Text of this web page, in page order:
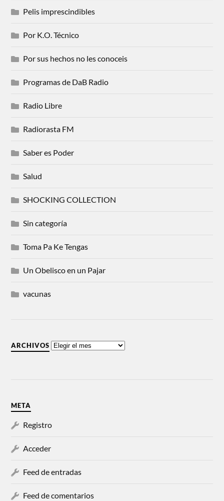
Pelis imprescindibles
Por K.O. Técnico
Por sus hechos no les conoceis
Programas de DaB Radio
Radio Libre
Radiorasta FM
Saber es Poder
Salud
SHOCKING COLLECTION
Sin categoría
Toma Pa Ke Tengas
Un Obelisco en un Pajar
vacunas
ARCHIVOS
META
Registro
Acceder
Feed de entradas
Feed de comentarios